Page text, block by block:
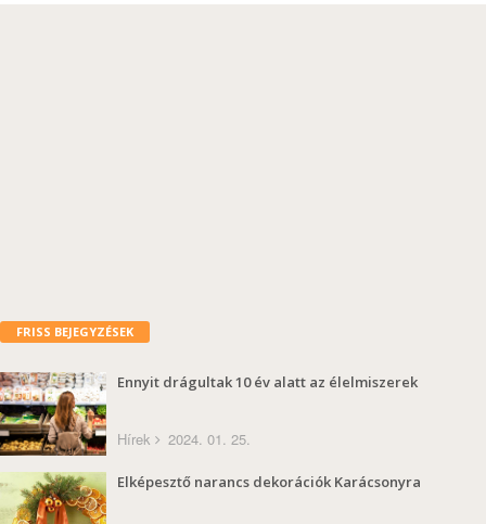
FRISS BEJEGYZÉSEK
Ennyit drágultak 10 év alatt az élelmiszerek
Hírek 2024. 01. 25.
Elképesztő narancs dekorációk Karácsonyra